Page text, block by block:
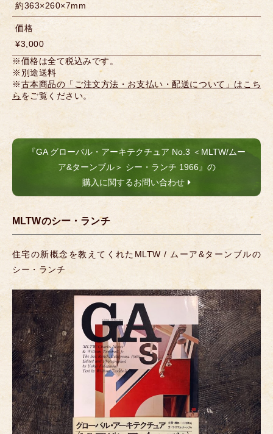
約363×260×7mm
価格
¥3,000
※価格は全て税込みです。
※別途送料
※古本商品の「ご注文方法・お支払い・配送について」はこち
ら をご覧ください。
『GA グローバル・アーキテクチュア No.3 ＜MLTW/ムー
ア&ターンブル＞ シー・ランチ 1966』の
購入に関するお問い合わせ
MLTWのシー・ランチ
住宅の新概念を教えてくれたMLTW / ムーア&ターンブルの
シー・ランチ